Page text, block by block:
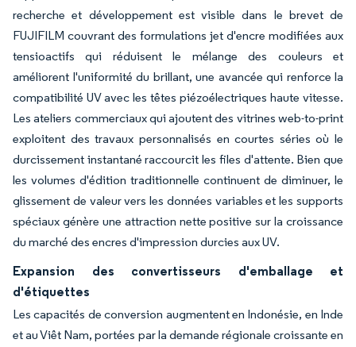
recherche et développement est visible dans le brevet de
FUJIFILM couvrant des formulations jet d'encre modifiées aux
tensioactifs qui réduisent le mélange des couleurs et
améliorent l'uniformité du brillant, une avancée qui renforce la
compatibilité UV avec les têtes piézoélectriques haute vitesse.
Les ateliers commerciaux qui ajoutent des vitrines web-to-print
exploitent des travaux personnalisés en courtes séries où le
durcissement instantané raccourcit les files d'attente. Bien que
les volumes d'édition traditionnelle continuent de diminuer, le
glissement de valeur vers les données variables et les supports
spéciaux génère une attraction nette positive sur la croissance
du marché des encres d'impression durcies aux UV.
Expansion des convertisseurs d'emballage et
d'étiquettes
Les capacités de conversion augmentent en Indonésie, en Inde
et au Viêt Nam, portées par la demande régionale croissante en